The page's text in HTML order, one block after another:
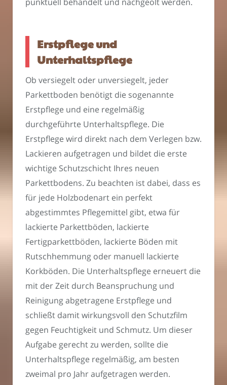
Erstpflege und
Unterhaltspflege
Ob versiegelt oder unversiegelt, jeder
Parkettboden benötigt die sogenannte
Erstpflege und eine regelmäßig
durchgeführte Unterhaltspflege. Die
Erstpflege wird direkt nach dem Verlegen bzw.
Lackieren aufgetragen und bildet die erste
wichtige Schutzschicht Ihres neuen
Parkettbodens. Zu beachten ist dabei, dass es
für jede Holzbodenart ein perfekt
abgestimmtes Pflegemittel gibt, etwa für
lackierte Parkettböden, lackierte
Fertigparkettböden, lackierte Böden mit
Rutschhemmung oder manuell lackierte
Korkböden. Die Unterhaltspflege erneuert die
mit der Zeit durch Beanspruchung und
Reinigung abgetragene Erstpflege und
schließt damit wirkungsvoll den Schutzfilm
gegen Feuchtigkeit und Schmutz. Um dieser
Aufgabe gerecht zu werden, sollte die
Unterhaltspflege regelmäßig, am besten
zweimal pro Jahr aufgetragen werden.